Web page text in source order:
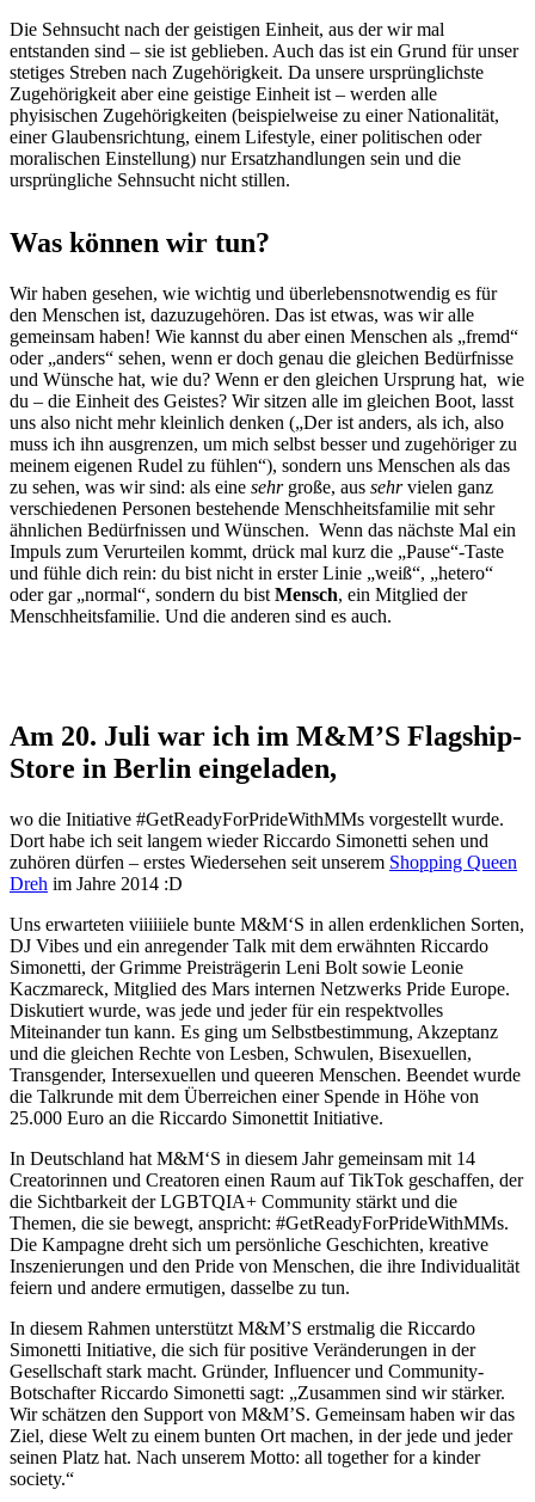
Die Sehnsucht nach der geistigen Einheit, aus der wir mal
entstanden sind – sie ist geblieben. Auch das ist ein Grund für unser
stetiges Streben nach Zugehörigkeit. Da unsere ursprünglichste
Zugehörigkeit aber eine geistige Einheit ist – werden alle
phyisischen Zugehörigkeiten (beispielweise zu einer Nationalität,
einer Glaubensrichtung, einem Lifestyle, einer politischen oder
moralischen Einstellung) nur Ersatzhandlungen sein und die
ursprüngliche Sehnsucht nicht stillen.
Was können wir tun?
Wir haben gesehen, wie wichtig und überlebensnotwendig es für
den Menschen ist, dazuzugehören. Das ist etwas, was wir alle
gemeinsam haben! Wie kannst du aber einen Menschen als „fremd“
oder „anders“ sehen, wenn er doch genau die gleichen Bedürfnisse
und Wünsche hat, wie du? Wenn er den gleichen Ursprung hat, wie
du – die Einheit des Geistes? Wir sitzen alle im gleichen Boot, lasst
uns also nicht mehr kleinlich denken („Der ist anders, als ich, also
muss ich ihn ausgrenzen, um mich selbst besser und zugehöriger zu
meinem eigenen Rudel zu fühlen“), sondern uns Menschen als das
zu sehen, was wir sind: als eine sehrgroße, aus sehrvielen ganz
verschiedenen Personen bestehende Menschheitsfamilie mit sehr
ähnlichen Bedürfnissen und Wünschen. Wenn das nächste Mal ein
Impuls zum Verurteilen kommt, drück mal kurz die „Pause“-Taste
und fühle dich rein: du bist nicht in erster Linie „weiß“, „hetero“
oder gar „normal“, sondern du bist Mensch, ein Mitglied der
Menschheitsfamilie. Und die anderen sind es auch.
Am 20. Juli war ich im M&M’S Flagship-
Store in Berlin eingeladen,
wo die Initiative #GetReadyForPrideWithMMs vorgestellt wurde.
Dort habe ich seit langem wieder Riccardo Simonetti sehen und
zuhören dürfen – erstes Wiedersehen seit unserem Shopping Queen
Dreh im Jahre 2014 :D
Uns erwarteten viiiiiiele bunte M&M‘S in allen erdenklichen Sorten,
DJ Vibes und ein anregender Talk mit dem erwähnten Riccardo
Simonetti, der Grimme Preisträgerin Leni Bolt sowie Leonie
Kaczmareck, Mitglied des Mars internen Netzwerks Pride Europe.
Diskutiert wurde, was jede und jeder für ein respektvolles
Miteinander tun kann. Es ging um Selbstbestimmung, Akzeptanz
und die gleichen Rechte von Lesben, Schwulen, Bisexuellen,
Transgender, Intersexuellen und queeren Menschen. Beendet wurde
die Talkrunde mit dem Überreichen einer Spende in Höhe von
25.000 Euro an die Riccardo Simonettit Initiative.
In Deutschland hat M&M‘S in diesem Jahr gemeinsam mit 14
Creatorinnen und Creatoren einen Raum auf TikTok geschaffen, der
die Sichtbarkeit der LGBTQIA+ Community stärkt und die
Themen, die sie bewegt, anspricht: #GetReadyForPrideWithMMs.
Die Kampagne dreht sich um persönliche Geschichten, kreative
Inszenierungen und den Pride von Menschen, die ihre Individualität
feiern und andere ermutigen, dasselbe zu tun.
In diesem Rahmen unterstützt M&M’S erstmalig die Riccardo
Simonetti Initiative, die sich für positive Veränderungen in der
Gesellschaft stark macht. Gründer, Influencer und Community-
Botschafter Riccardo Simonetti sagt: „Zusammen sind wir stärker.
Wir schätzen den Support von M&M’S. Gemeinsam haben wir das
Ziel, diese Welt zu einem bunten Ort machen, in der jede und jeder
seinen Platz hat. Nach unserem Motto: all together for a kinder
society.“